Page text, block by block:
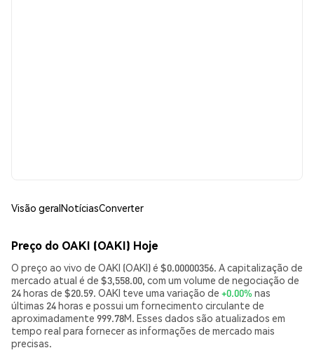
Visão geralNotíciasConverter
Preço do OAKI (OAKI) Hoje
O preço ao vivo de OAKI (OAKI) é $0.00000356. A capitalização de
mercado atual é de $3,558.00, com um volume de negociação de
24 horas de $20.59. OAKI teve uma variação de +0.00% nas
últimas 24 horas e possui um fornecimento circulante de
aproximadamente 999.78M. Esses dados são atualizados em
tempo real para fornecer as informações de mercado mais
precisas.